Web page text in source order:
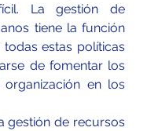
La gestión de
tiene la función
estas políticas
de fomentar los
en los
gestión de recursos